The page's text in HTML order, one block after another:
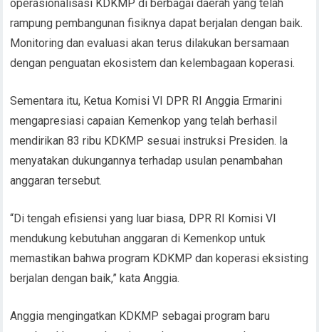
operasionalisasi KDKMP di berbagai daerah yang telah
rampung pembangunan fisiknya dapat berjalan dengan baik.
Monitoring dan evaluasi akan terus dilakukan bersamaan
dengan penguatan ekosistem dan kelembagaan koperasi.
Sementara itu, Ketua Komisi VI DPR RI Anggia Ermarini
mengapresiasi capaian Kemenkop yang telah berhasil
mendirikan 83 ribu KDKMP sesuai instruksi Presiden. la
menyatakan dukungannya terhadap usulan penambahan
anggaran tersebut.
“Di tengah efisiensi yang luar biasa, DPR RI Komisi VI
mendukung kebutuhan anggaran di Kemenkop untuk
memastikan bahwa program KDKMP dan koperasi eksisting
berjalan dengan baik,” kata Anggia.
Anggia mengingatkan KDKMP sebagai program baru